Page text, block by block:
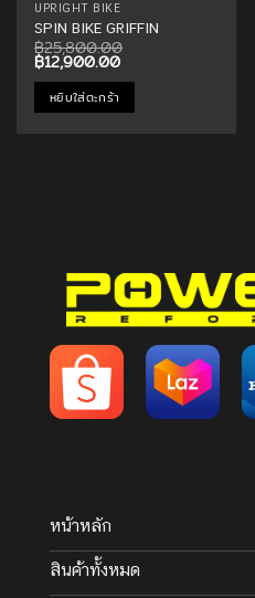
UPRIGHT BIKE
SPIN BIKE GRIFFIN
฿25,800.00
Original
price
was:
฿25,800.00.
฿12,900.00Current
is:
หยิบใส่ตะกร้า
หน้าหลัก
สินค้าทั้งหมด